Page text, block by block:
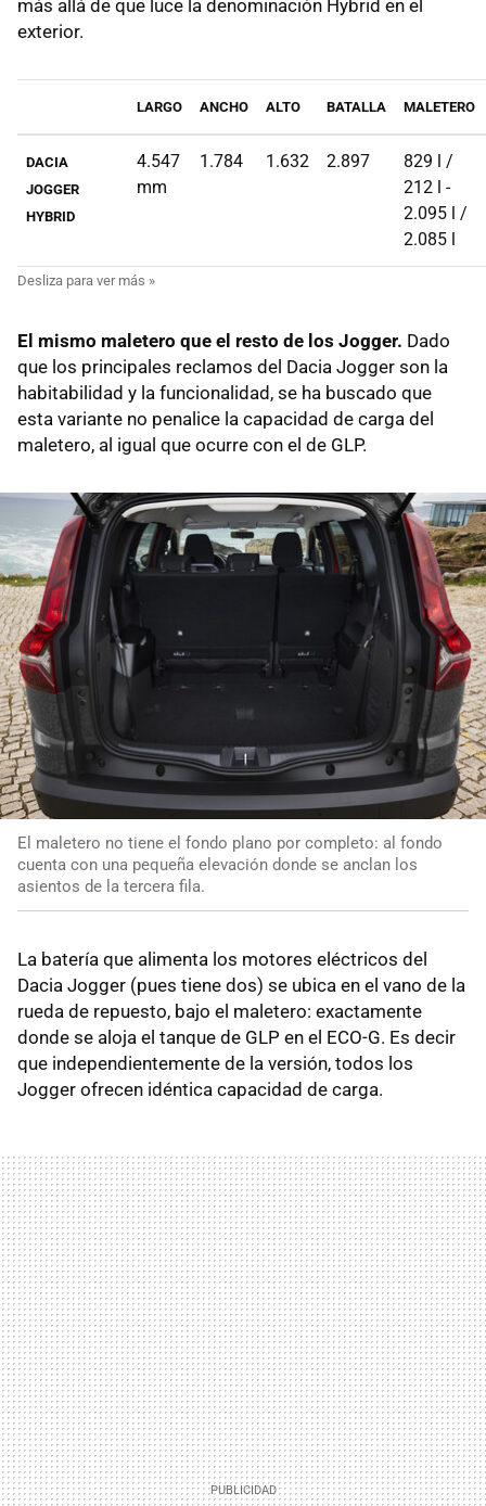
más allá de que luce la denominación Hybrid en el
exterior.
LARGO ANCHO ALTO BATALLA MALETERO
DACIA
JOGGER
HYBRID
4.547
mm
1.784 1.632 2.897
829 l /
212 l -
2.095 l /
2.085 l
El mismo maletero que el resto de los Jogger. Dado
que los principales reclamos del Dacia Jogger son la
habitabilidad y la funcionalidad, se ha buscado que
esta variante no penalice la capacidad de carga del
maletero, al igual que ocurre con el de GLP.
El maletero no tiene el fondo plano por completo: al fondo
cuenta con una pequeña elevación donde se anclan los
asientos de la tercera fila.
La batería que alimenta los motores eléctricos del
Dacia Jogger (pues tiene dos) se ubica en el vano de la
rueda de repuesto, bajo el maletero: exactamente
donde se aloja el tanque de GLP en el ECO-G. Es decir
que independientemente de la versión, todos los
Jogger ofrecen idéntica capacidad de carga.